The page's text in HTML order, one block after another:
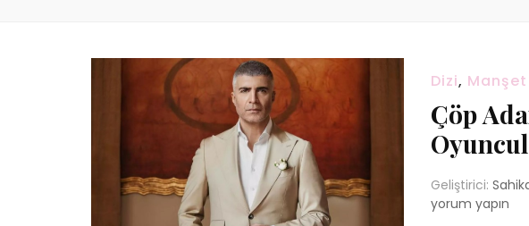
Dizi, Manşet
Çöp
Geliştirici:
yorum yapın